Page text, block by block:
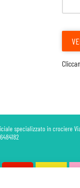
specializzato in crociere